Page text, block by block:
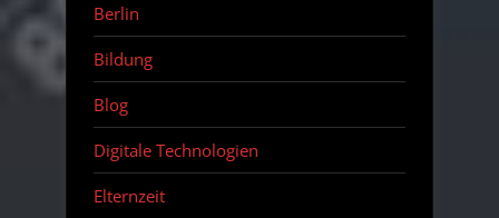
Berlin
Bildung
Blog
Digitale Technologien
Elternzeit